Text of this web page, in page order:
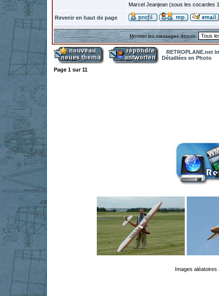
Marcel Jeanjean (sous les cocardes
Revenir en haut de page
Montrer les messages depuis:
RETROPLANE.net
Détaillées en Photo
Page 1 sur11
Images aléatoires